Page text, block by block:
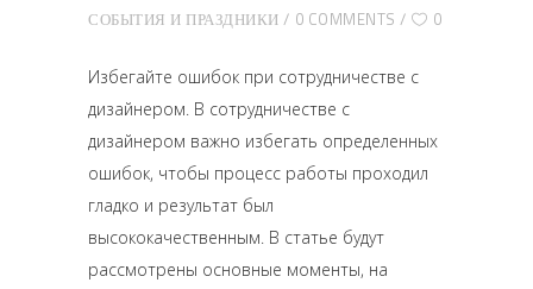
СОБЫТИЯ И ПРАЗДНИКИ
0 COMMENTS 0
Избегайте ошибок при сотрудничестве с
дизайнером. В сотрудничестве с
дизайнером важно избегать определенных
ошибок, чтобы процесс работы проходил
гладко и результат был
высококачественным. В статье будут
рассмотрены основные моменты, на